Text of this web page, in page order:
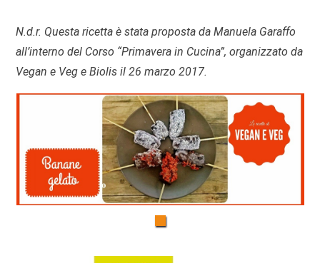
N.d.r. Questa ricetta è stata proposta da Manuela Garaffo
all’interno del Corso “Primavera in Cucina”, organizzato da
Vegan e Veg e Biolis il 26 marzo 2017.